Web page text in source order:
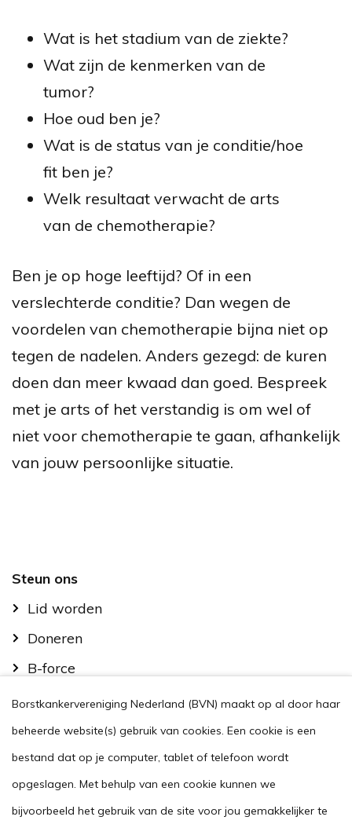
Wat is het stadium van de ziekte?
Wat zijn de kenmerken van de
tumor?
Hoe oud ben je?
Wat is de status van je conditie/hoe
fit ben je?
Welk resultaat verwacht de arts
van de chemotherapie?
Ben je op hoge leeftijd? Of in een
verslechterde conditie? Dan wegen de
voordelen van chemotherapie bijna niet op
tegen de nadelen. Anders gezegd: de kuren
doen dan meer kwaad dan goed. Bespreek
met je arts of het verstandig is om wel of
niet voor chemotherapie te gaan, afhankelijk
van jouw persoonlijke situatie.
Footer
Steun ons
Lid worden
Doneren
B-force
Kom in actie
Handig
Stel je vraag
Agenda
Voor zorgverleners
Borstkankervereniging Nederland (BVN) maakt op al door haar
beheerde website(s) gebruik van cookies. Een cookie is een
bestand dat op je computer, tablet of telefoon wordt
opgeslagen. Met behulp van een cookie kunnen we
bijvoorbeeld het gebruik van de site voor jou gemakkelijker te